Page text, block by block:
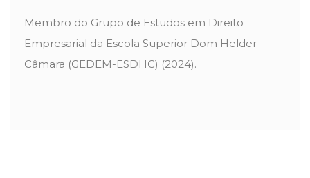
Membro do Grupo de Estudos em Direito
Empresarial da Escola Superior Dom Helder
Câmara (GEDEM-ESDHC) (2024).